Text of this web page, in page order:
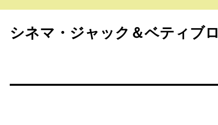
シネマ・ジャック＆ベティブ